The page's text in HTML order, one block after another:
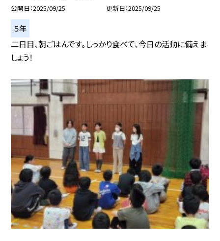
公開日 2025/09/25 更新日 2025/09/25
５年
二日目、朝ごはんです。しっかり食べて、今日の活動に備えま
しょう！